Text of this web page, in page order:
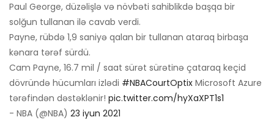
Paul George, düzəlişlə və növbəti sahiblikdə başqa bir
solğun tullanan ilə cavab verdi.
Payne, rübdə 1,9 saniyə qalan bir tullanan ataraq birbaşa
kənara tərəf sürdü.
Cam Payne, 16.7 mil / saat sürət sürətinə çataraq keçid
dövründə hücumları izlədi #NBACourtOptix Microsoft Azure
tərəfindən dəstəklənir! pic.twitter.com/hyXaXPT1s1
- NBA (@NBA) 23 iyun 2021